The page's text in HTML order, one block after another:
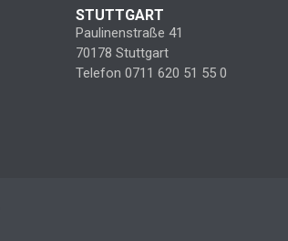
STUTTGART
Paulinenstraße 41
70178 Stuttgart
Telefon 0711 620 51 55 0